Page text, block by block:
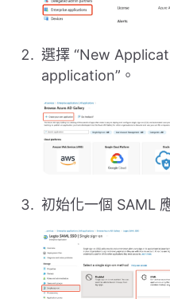
選擇 “New
application”。
初始化一個 SAML